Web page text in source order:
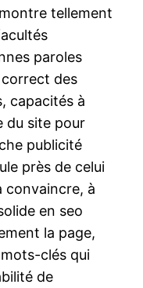
tellement
paroles
des
capacités à
du site pour
publicité
près de celui
convaincre, à
en seo
la page,
clés qui
de